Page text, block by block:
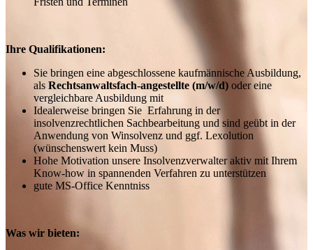
Ihre Qualifikationen:
Sie bringen eine abgeschlossene kaufmännische Ausbildung,
als Rechtsanwaltsfach-angestellte (m/w/d) oder eine
vergleichbare Ausbildung mit
Idealerweise bringen Sie Erfahrung in der
insolvenzrechtlichen Sachbearbeitung und sind geübt in der
Anwendung von Winsolvenz und ggf. Lexolution
(wünschenswert kein Muss)
Hohe Motivation unsere Insolvenzverwalter aktiv mit Ihrem
Know-how in spannenden Verfahren zu unterstützen
gute MS-Office Kenntniss
Was wir bieten: